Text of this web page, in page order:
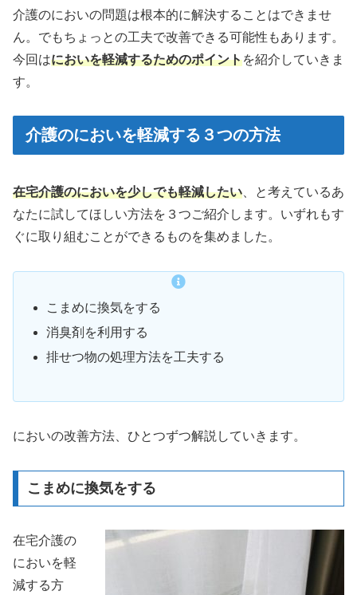
介護のにおいの問題は根本的に解決することはできませ
ん。でもちょっとの工夫で改善できる可能性もあります。
今回はにおいを軽減するためのポイントを紹介していきま
す。
介護のにおいを軽減する３つの方法
在宅介護のにおいを少しでも軽減したい 、と考えているあ
なたに試してほしい方法を３つご紹介します。いずれもす
ぐに取り組むことができるものを集めました。
こまめに換気をする
消臭剤を利用する
排せつ物の処理方法を工夫する
においの改善方法、ひとつずつ解説していきます。
こまめに換気をする
在宅介護の
においを軽
減する方